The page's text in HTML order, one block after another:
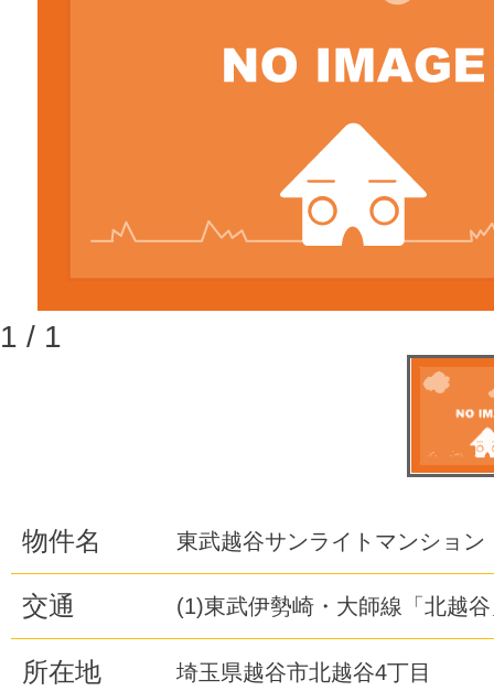
1 / 1
物件名 東武越谷サンライトマンション
交通 (1)東武伊勢崎・大師線「北越
所在地 埼玉県越谷市北越谷4丁目